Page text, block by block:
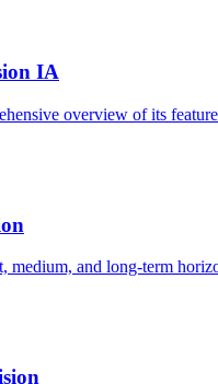
IA
overview of its
and long-term